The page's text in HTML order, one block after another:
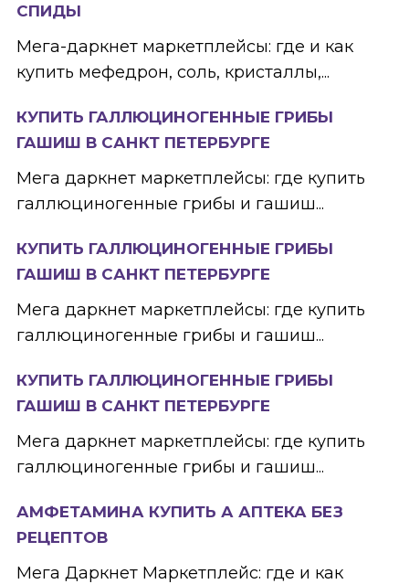
СПИДЫ
Мега-даркнет маркетплейсы: где и как
купить мефедрон, соль, кристаллы,...
КУПИТЬ ГАЛЛЮЦИНОГЕННЫЕ ГРИБЫ
ГАШИШ В САНКТ ПЕТЕРБУРГЕ
Мега даркнет маркетплейсы: где купить
галлюциногенные грибы и гашиш...
КУПИТЬ ГАЛЛЮЦИНОГЕННЫЕ ГРИБЫ
ГАШИШ В САНКТ ПЕТЕРБУРГЕ
Мега даркнет маркетплейсы: где купить
галлюциногенные грибы и гашиш...
КУПИТЬ ГАЛЛЮЦИНОГЕННЫЕ ГРИБЫ
ГАШИШ В САНКТ ПЕТЕРБУРГЕ
Мега даркнет маркетплейсы: где купить
галлюциногенные грибы и гашиш...
АМФЕТАМИНА КУПИТЬ А АПТЕКА БЕЗ
РЕЦЕПТОВ
Мега Даркнет Маркетплейс: где и как